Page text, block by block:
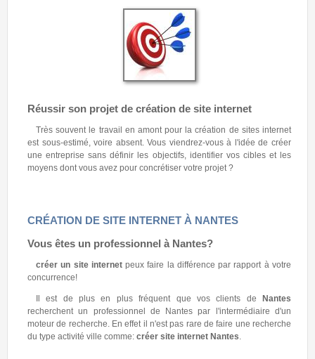
Réussir son projet de création de site internet
Très souvent le travail en amont pour la création de sites internet
est sous-estimé, voire absent. Vous viendrez-vous à l'idée de créer
une entreprise sans définir les objectifs, identifier vos cibles et les
moyens dont vous avez pour concrétiser votre projet ?
CRÉATION DE SITE INTERNET À NANTES
Vous êtes un professionnel à Nantes?
créer un site internetpeux faire la différence par rapport à votre
concurrence!
Il est de plus en plus fréquent que vos clients de Nantes
recherchent un professionnel de Nantes par l'intermédiaire d'un
moteur de recherche. En effet il n'est pas rare de faire une recherche
du type activité ville comme: créer site internet Nantes